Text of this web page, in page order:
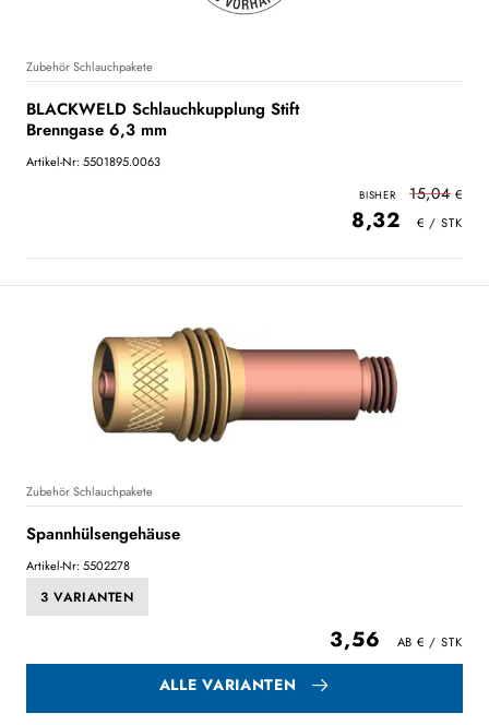
Zubehör Schlauchpakete
BLACKWELD Schlauchkupplung Stift
Brenngase 6,3 mm
Artikel-Nr: 5501895.0063
15,04
8,32
Zubehör Schlauchpakete
Spannhülsengehäuse
Artikel-Nr: 5502278
3 VARIANTEN
3,56
ALLE VARIANTEN